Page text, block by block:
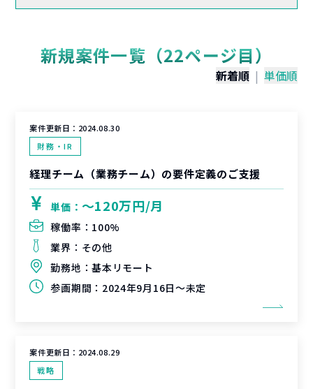
新規案件一覧（22ページ目）
新着順 | 単価順
案件更新日： 2024.08.30
財務・IR
経理チーム（業務チーム）の要件定義のご支援
単価： 〜120万円/月
稼働率： 100%
業界： その他
勤務地：基本リモート
参画期間： 2024年9月16日～未定
案件更新日： 2024.08.29
戦略